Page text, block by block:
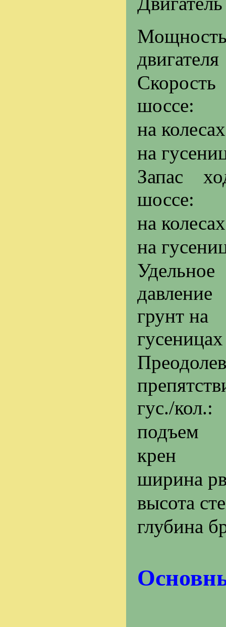
двигателя
шоссе:
на колесах
на
Запас
шоссе:
на колесах
на
Удельное
грунт на
гусеницах
гус./кол.:
подъем
крен
ширина
высота
глубина